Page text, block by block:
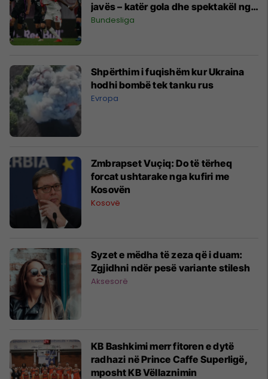
javës – katër gola dhe spektakël nga
dy skuadrat
Bundesliga
Shpërthim i fuqishëm kur Ukraina
hodhi bombë tek tanku rus
Evropa
Zmbrapset Vuçiq: Do të tërheq
forcat ushtarake nga kufiri me
Kosovën
Kosovë
Syzet e mëdha të zeza që i duam:
Zgjidhni ndër pesë variante stilesh
Aksesorë
KB Bashkimi merr fitoren e dytë
radhazi në Prince Caffe Superligë,
mposht KB Vëllaznimin